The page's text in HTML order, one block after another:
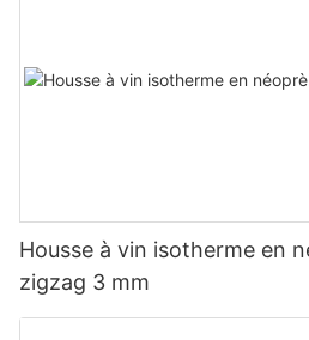
Housse à vin isotherme en
zigzag 3 mm